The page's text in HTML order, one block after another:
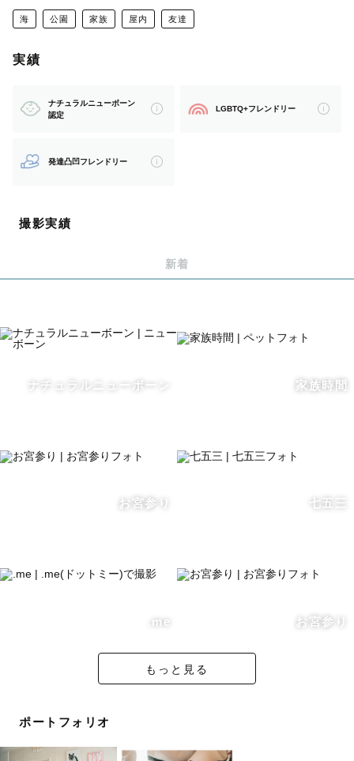
はじめまして。三重県を拠点に活動しているゆいなです。
ます。
生まれも育ちも三重県。海も山も川もそろった自然豊かな
地元だからこそ知っている、とっておきの撮影スポットへ
瞬間だけの自然な姿を写します。
「また会える」と思っていても、その“また”は永遠ではな
だからこそ、今そばにいる人との時間は、かけがえのない
あの笑顔や、ふとしたしぐさも、時とともに薄れてしまう
とを大切にしています。
海 公園 家族 屋内 友達
実績
ナチュラルニューボーン
認定
LGBTQ+フレンドリー
発達凸凹フレンドリー
撮影実績
新着
ナチュラルニューボーン 家族時間
お宮参り 七五三
.me お宮参り
もっと見る
ポートフォリオ